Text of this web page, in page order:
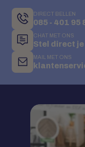
DIRECT BELLEN
085 - 401 95
CHAT MET ONS
Stel direct
MAIL MET ONS